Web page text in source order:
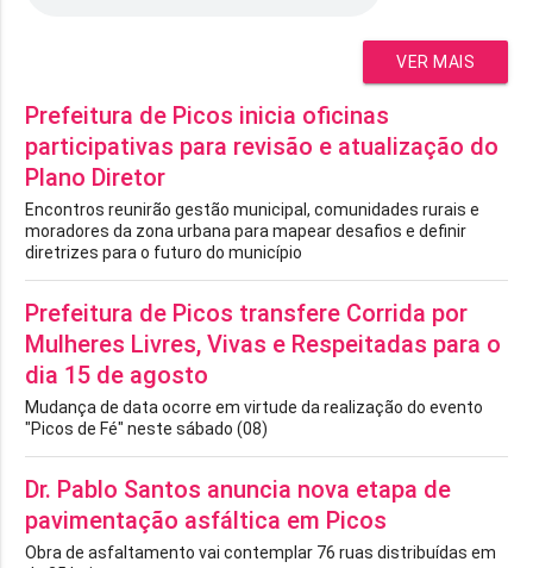
VER MAIS
Prefeitura de Picos inicia oficinas
participativas para revisão e atualização do
Plano Diretor
Encontros reunirão gestão municipal, comunidades rurais e
moradores da zona urbana para mapear desafios e definir
diretrizes para o futuro do município
Prefeitura de Picos transfere Corrida por
Mulheres Livres, Vivas e Respeitadas para o
dia 15 de agosto
Mudança de data ocorre em virtude da realização do evento
"Picos de Fé" neste sábado (08)
Dr. Pablo Santos anuncia nova etapa de
pavimentação asfáltica em Picos
Obra de asfaltamento vai contemplar 76 ruas distribuídas em